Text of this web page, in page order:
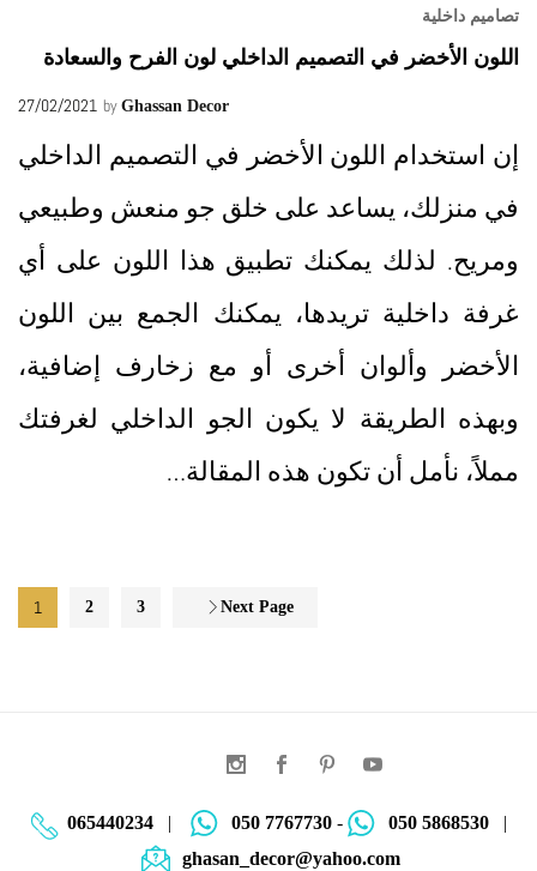
تصاميم داخلية
اللون الأخضر في التصميم الداخلي لون الفرح والسعادة
27/02/2021 by Ghassan Decor
إن استخدام اللون الأخضر في التصميم الداخلي
في منزلك، يساعد على خلق جو منعش وطبيعي
ومريح. لذلك يمكنك تطبيق هذا اللون على أي
غرفة داخلية تريدها، يمكنك الجمع بين اللون
الأخضر وألوان أخرى أو مع زخارف إضافية،
وبهذه الطريقة لا يكون الجو الداخلي لغرفتك
مملاً، نأمل أن تكون هذه المقالة…
1 2 3 Next Page
065440234| 050 7767730- 050 5868530|
ghasan_decor@yahoo.com